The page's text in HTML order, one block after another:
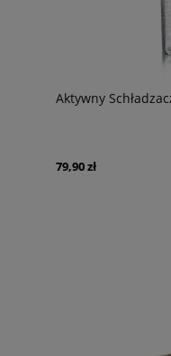
Aktywny
79,90 zł